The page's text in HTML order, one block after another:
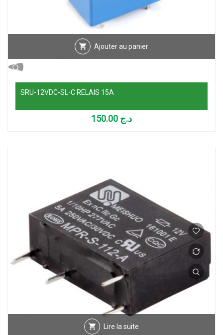
Ajouter au panier
SRU-12VDC-SL-C RELAIS 15A
د.ج
Lire la suite